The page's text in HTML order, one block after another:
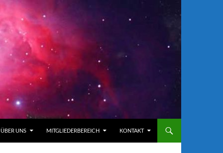
ÜBER UNS MITGLIEDERBEREICH KONTAKT